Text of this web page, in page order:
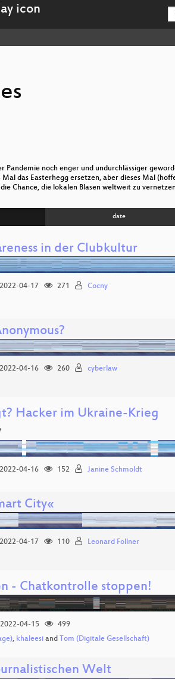
Pandemie noch enger und undurchlässiger
das Easterhegg ersetzen, aber dieses Mal
Chance, die lokalen Blasen weltweit zu
date
in der Clubkultur
2022-04-17 271 Cocny
2022-04-16 260 cyberlaw
Hacker im Ukraine-Krieg
2022-04-16 152 Janine Schmoldt
City«
2022-04-17 110 Leonard Follner
- Chatkontrolle stoppen!
2022-04-15
499
, khaleesi and Tom (Digitale Gesellschaft)
Welt